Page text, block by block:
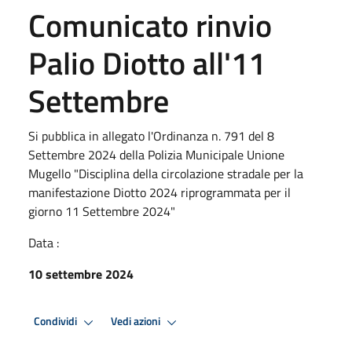
Comunicato rinvio
Palio Diotto all'11
Settembre
Si pubblica in allegato l'Ordinanza n. 791 del 8
Settembre 2024 della Polizia Municipale Unione
Mugello "Disciplina della circolazione stradale per la
manifestazione Diotto 2024 riprogrammata per il
giorno 11 Settembre 2024"
Data :
10 settembre 2024
Condividi Vedi azioni